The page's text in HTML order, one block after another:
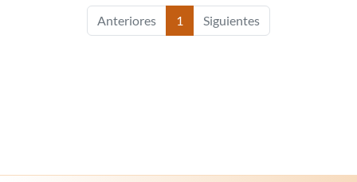
Anteriores 1 Siguientes